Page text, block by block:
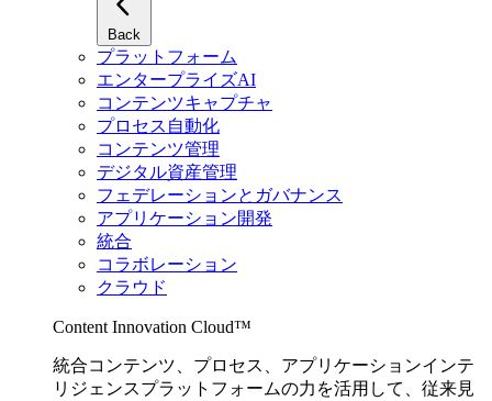
Back
プラットフォーム
エンタープライズAI
コンテンツキャプチャ
プロセス自動化
コンテンツ管理
デジタル資産管理
フェデレーションとガバナンス
アプリケーション開発
統合
コラボレーション
クラウド
Content Innovation Cloud™
統合コンテンツ、プロセス、アプリケーションインテ
リジェンスプラットフォームの力を活用して、従来見